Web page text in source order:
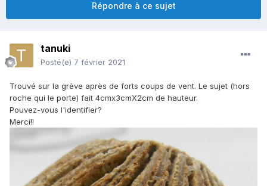
Répondre à ce sujet
tanuki
Posté(e) 7 février 2021
Trouvé sur la grève après de forts coups de vent. Le sujet (hors
roche qui le porte) fait 4cmx3cmX2cm de hauteur.
Pouvez-vous l'identifier?
Merci!!